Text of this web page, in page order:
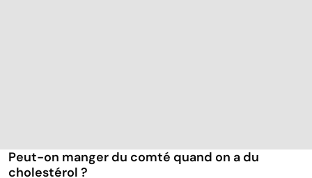
Peut-on manger du comté quand on a du
cholestérol ?